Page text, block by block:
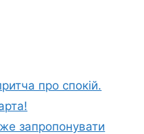
про спокій.
запропонувати